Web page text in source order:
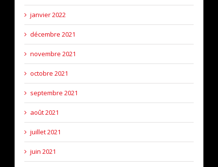
janvier 2022
décembre 2021
novembre 2021
octobre 2021
septembre 2021
août 2021
juillet 2021
juin 2021